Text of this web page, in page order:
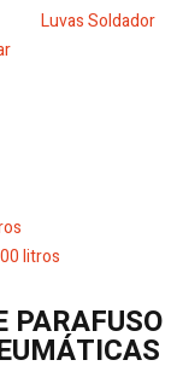
Luvas Soldador
litros
PARAFUSO